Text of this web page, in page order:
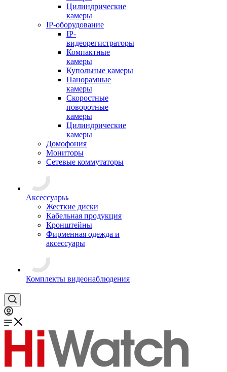
Цилиндрические
камеры
IP-оборудование
IP-
видеорегистраторы
Компактные
камеры
Купольные камеры
Панорамные
камеры
Скоростные
поворотные
камеры
Цилиндрические
камеры
Домофония
Мониторы
Сетевые коммутаторы
Аксессуары
Жесткие диски
Кабельная продукция
Кронштейны
Фирменная одежда и
аксессуары
Комплекты видеонаблюдения